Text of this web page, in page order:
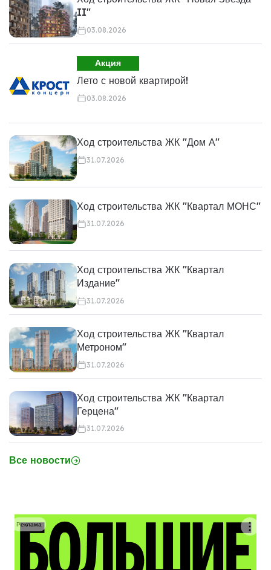
II"
03.08.2026
Акция
Лето с новой квартирой!
03.08.2026
Ход строительства ЖК "Дом А"
31.07.2026
Ход строительства ЖК "Квартал МОНС"
31.07.2026
Ход строительства ЖК "Квартал
Издание"
31.07.2026
Ход строительства ЖК "Квартал
Метроном"
31.07.2026
Ход строительства ЖК "Квартал
Герцена"
31.07.2026
Все новости
Реклама